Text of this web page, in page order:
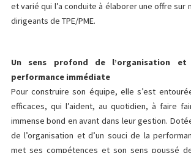
et varié qui l’a conduite à élaborer une offre sur
dirigeants de TPE/PME.
Un sens profond de l’organisation
performance immédiate
Pour construire son équipe, elle s’est
efficaces, qui l’aident, au quotidien, à faire
immense bond en avant dans leur gestion.
de l’organisation et d’un souci de la
met ses compétences et son sens poussé